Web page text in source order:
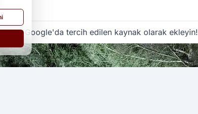
Google'da tercih edilen kaynak olarak ekleyin!